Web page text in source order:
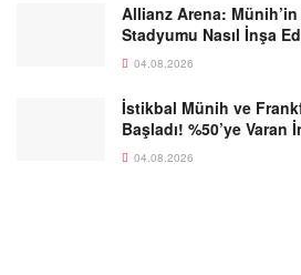
Allianz Arena:
Stadyumu Nasıl İnşa
04.08.2026
İstikbal Münih ve
Başladı! %50’ye Varan
04.08.2026